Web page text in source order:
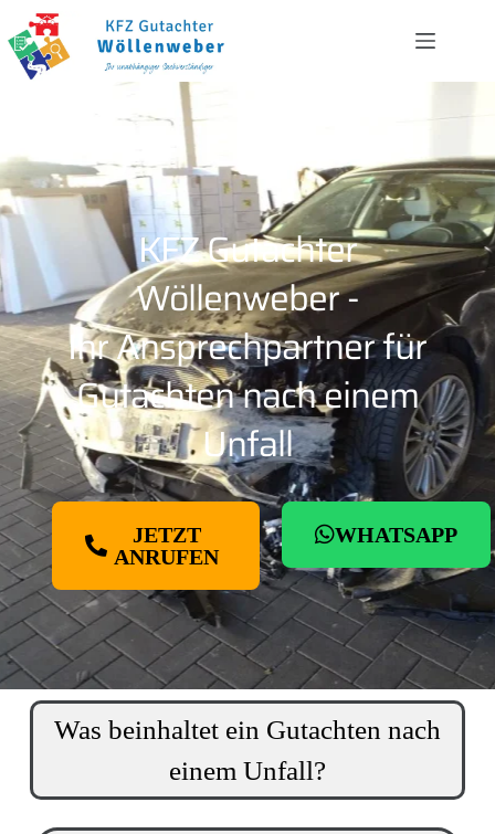
KFZ Gutachter
Wöllenweber -
Ihr Ansprechpartner für
Gutachten nach einem
Unfall
WHATSAPP
JETZT
ANRUFEN
Was beinhaltet ein Gutachten nach
einem Unfall?